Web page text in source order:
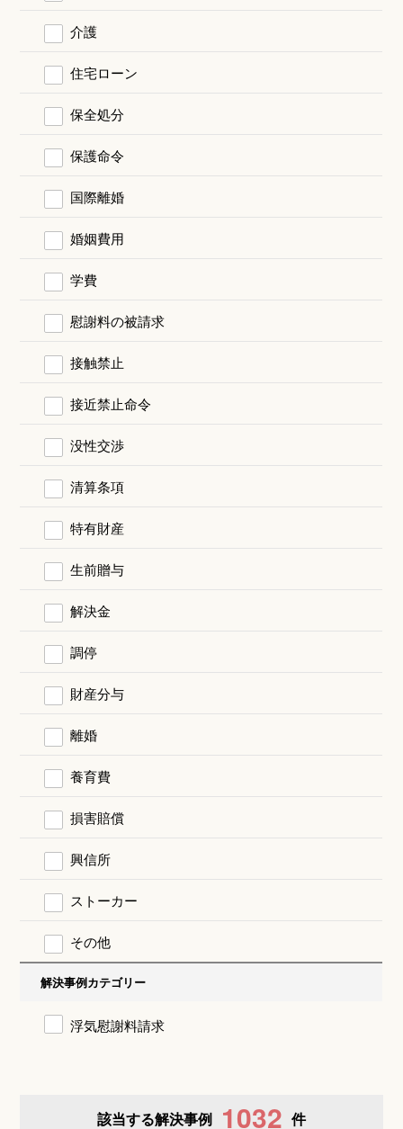
介護
住宅ローン
保全処分
保護命令
国際離婚
婚姻費用
学費
慰謝料の被請求
接触禁止
接近禁止命令
没性交渉
清算条項
特有財産
生前贈与
解決金
調停
財産分与
離婚
養育費
損害賠償
興信所
ストーカー
その他
解決事例カテゴリー
浮気慰謝料請求
該当する解決事例 1032 件